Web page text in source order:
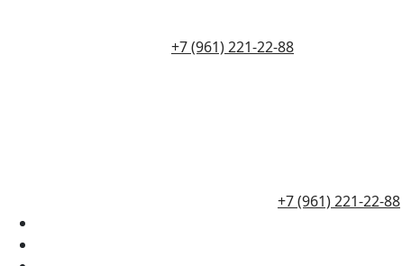
+7 (961) 221-22-88
+7 (961) 221-22-88